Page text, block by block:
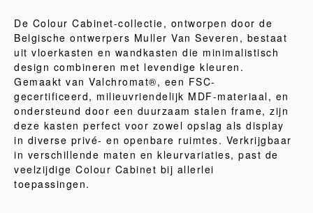
De Colour Cabinet-collectie, ontworpen door de
Belgische ontwerpers Muller Van Severen, bestaat
uit vloerkasten en wandkasten die minimalistisch
design combineren met levendige kleuren.
Gemaakt van Valchromat®, een FSC-
gecertificeerd, milieuvriendelijk MDF-materiaal, en
ondersteund door een duurzaam stalen frame, zijn
deze kasten perfect voor zowel opslag als display
in diverse privé- en openbare ruimtes. Verkrijgbaar
in verschillende maten en kleurvariaties, past de
veelzijdige Colour Cabinet bij allerlei
toepassingen.